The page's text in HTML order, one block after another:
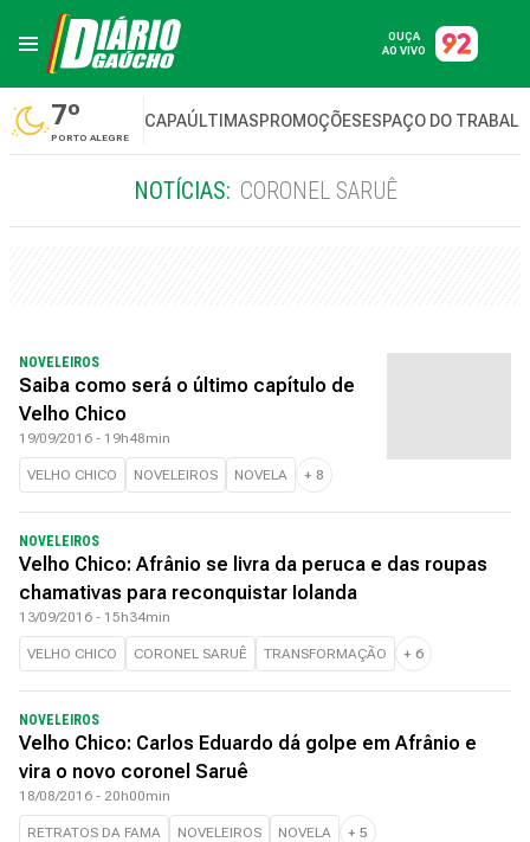
OUÇA
AO VIVO
7º
PORTO ALEGRE
CAPAÚLTIMASPROMOÇÕESESPAÇO DO
NOTÍCIAS: CORONEL SARUÊ
NOVELEIROS
Saiba como será o último capítulo de
Velho Chico
19/09/2016 - 19h48min
VELHO CHICO NOVELEIROS NOVELA + 8
NOVELEIROS
Velho Chico: Afrânio se livra da peruca e das roupas
chamativas para reconquistar Iolanda
13/09/2016 - 15h34min
VELHO CHICO CORONEL SARUÊ TRANSFORMAÇÃO + 6
NOVELEIROS
Velho Chico: Carlos Eduardo dá golpe em Afrânio e
vira o novo coronel Saruê
18/08/2016 - 20h00min
RETRATOS DA FAMA NOVELEIROS NOVELA + 5